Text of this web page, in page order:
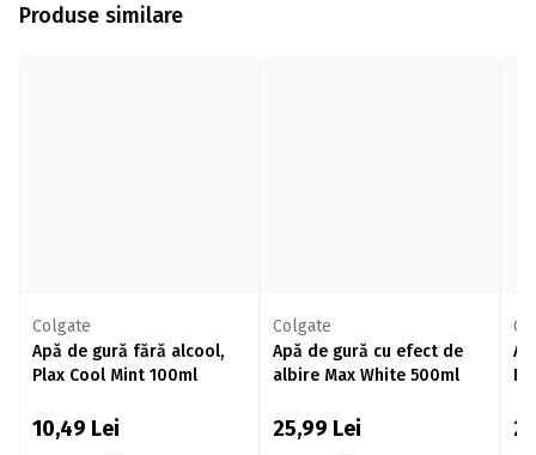
Produse similare
Colgate
Apă de gură fără alcool,
Plax Cool Mint 100ml
10,49 Lei
Colgate
Apă de gură cu efect de
albire Max White 500ml
25,99 Lei